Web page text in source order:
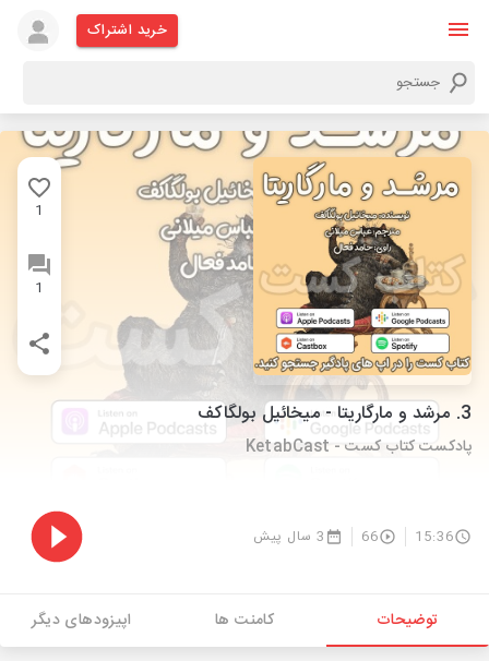
خرید اشتراک
1
1
3. مرشد و مارگاریتا - میخائیل بولگاکف
پادکست کتاب کست - KetabCast
15:36
66 3 سال پیش
توضیحات کامنت ها اپیزودهای دیگر